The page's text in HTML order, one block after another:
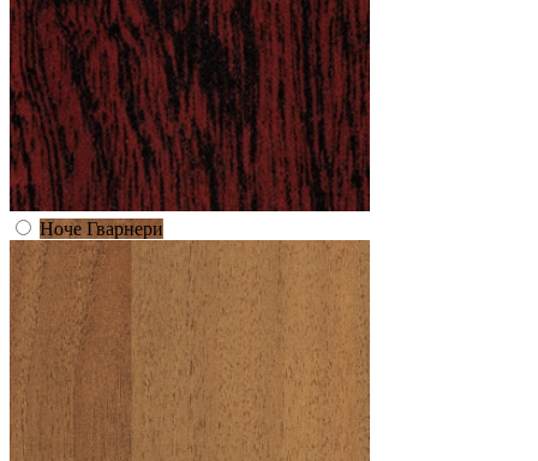
Ноче Гварнери